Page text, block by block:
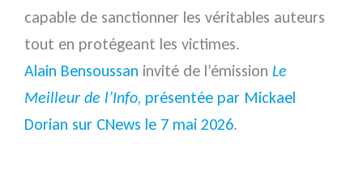
capable de sanctionner les véritables auteurs
tout en protégeant les victimes.
Alain Bensoussan invité de l’émission Le
Meilleur de l’Info, présentée par Mickael
Dorian sur CNews le 7 mai 2026.